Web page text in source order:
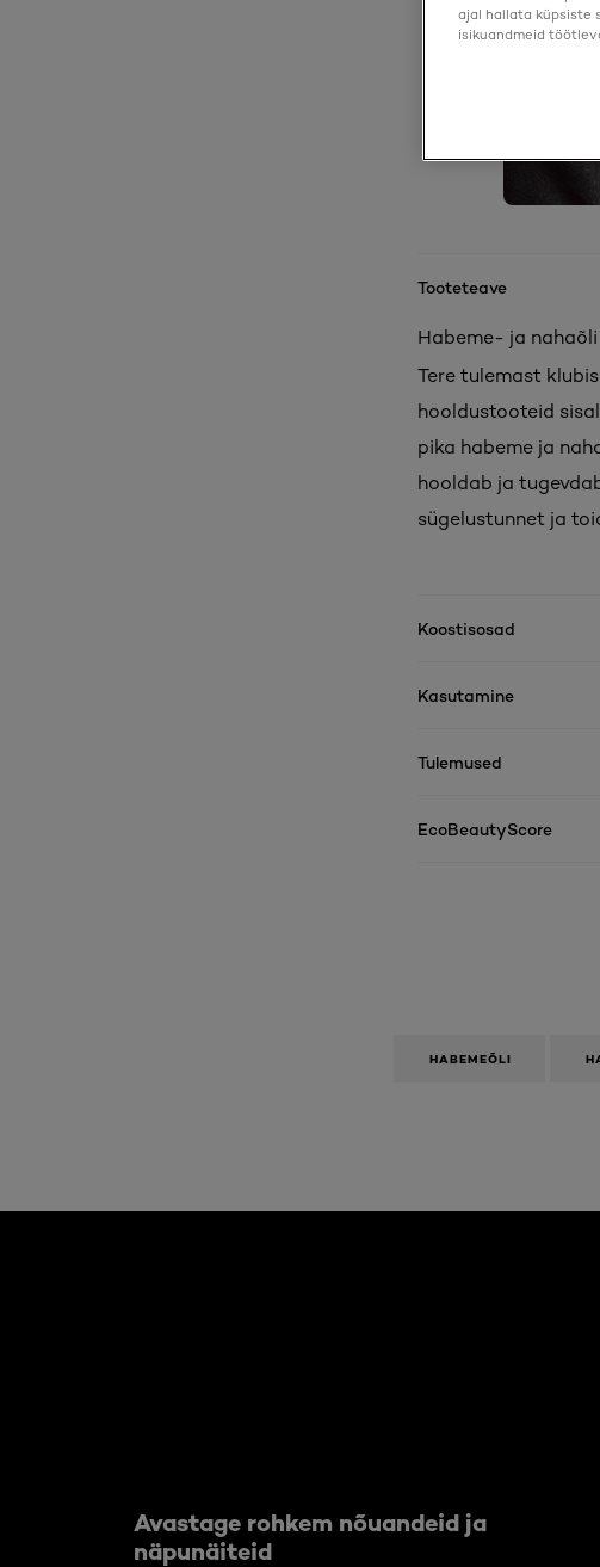
Tooteteave
Habeme- ja
Tere tulemast
hooldustooteid
pika habeme ja
hooldab ja
sügelustunnet ja
Koostisosad
Kasutamine
Tulemused
EcoBeautyScore
HABEMEÕLI
Avastage rohkem nõuandeid ja
näpunäiteid
ajal hallata küpsiste
isikuandmeid